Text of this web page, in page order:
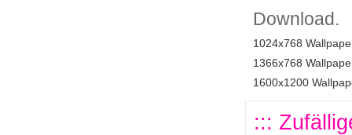
Download.
1024x768
1366x768
1600x1200
:::